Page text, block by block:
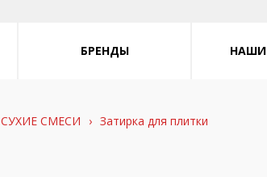
БРЕНДЫ НАШИ
СУХИЕ СМЕСИ › Затирка для плитки